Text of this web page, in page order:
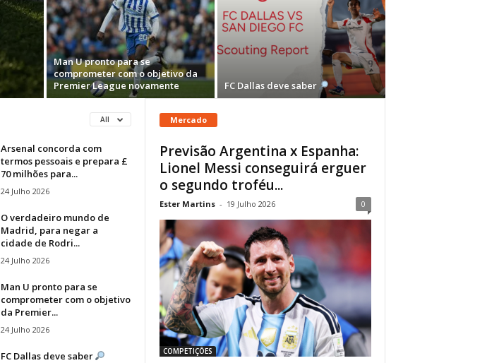
Man U pronto para se
comprometer com o objetivo da
Premier League novamente
FC Dallas deve saber
All
Arsenal concorda com
termos pessoais e prepara £
70 milhões para...
24 Julho 2026
O verdadeiro mundo de
Madrid, para negar a
cidade de Rodri...
24 Julho 2026
Man U pronto para se
comprometer com o objetivo
da Premier...
24 Julho 2026
FC Dallas deve saber
Mercado
Previsão Argentina x Espanha:
Lionel Messi conseguirá erguer
o segundo troféu...
Ester Martins - 19 Julho 2026 0
COMPETIÇÕES